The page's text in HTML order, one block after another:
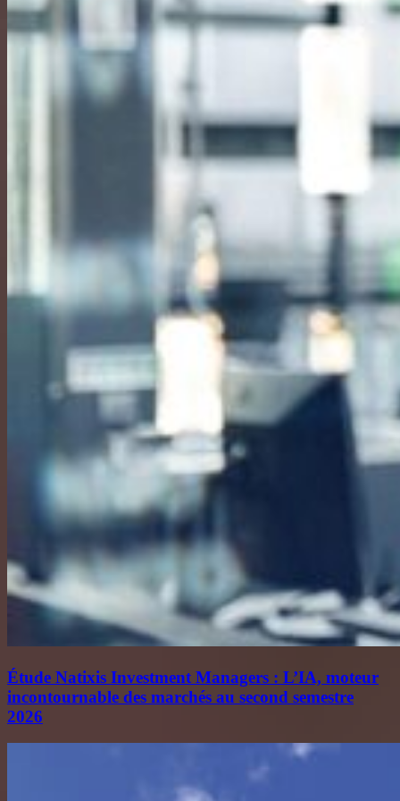
Étude Natixis Investment Managers : L’IA, moteur
incontournable des marchés au second semestre
2026